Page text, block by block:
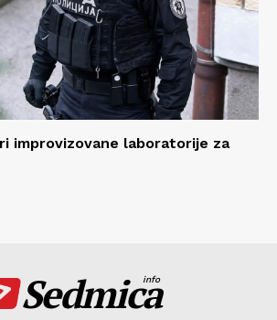
improvizovane laboratorije za
Sedmica
info